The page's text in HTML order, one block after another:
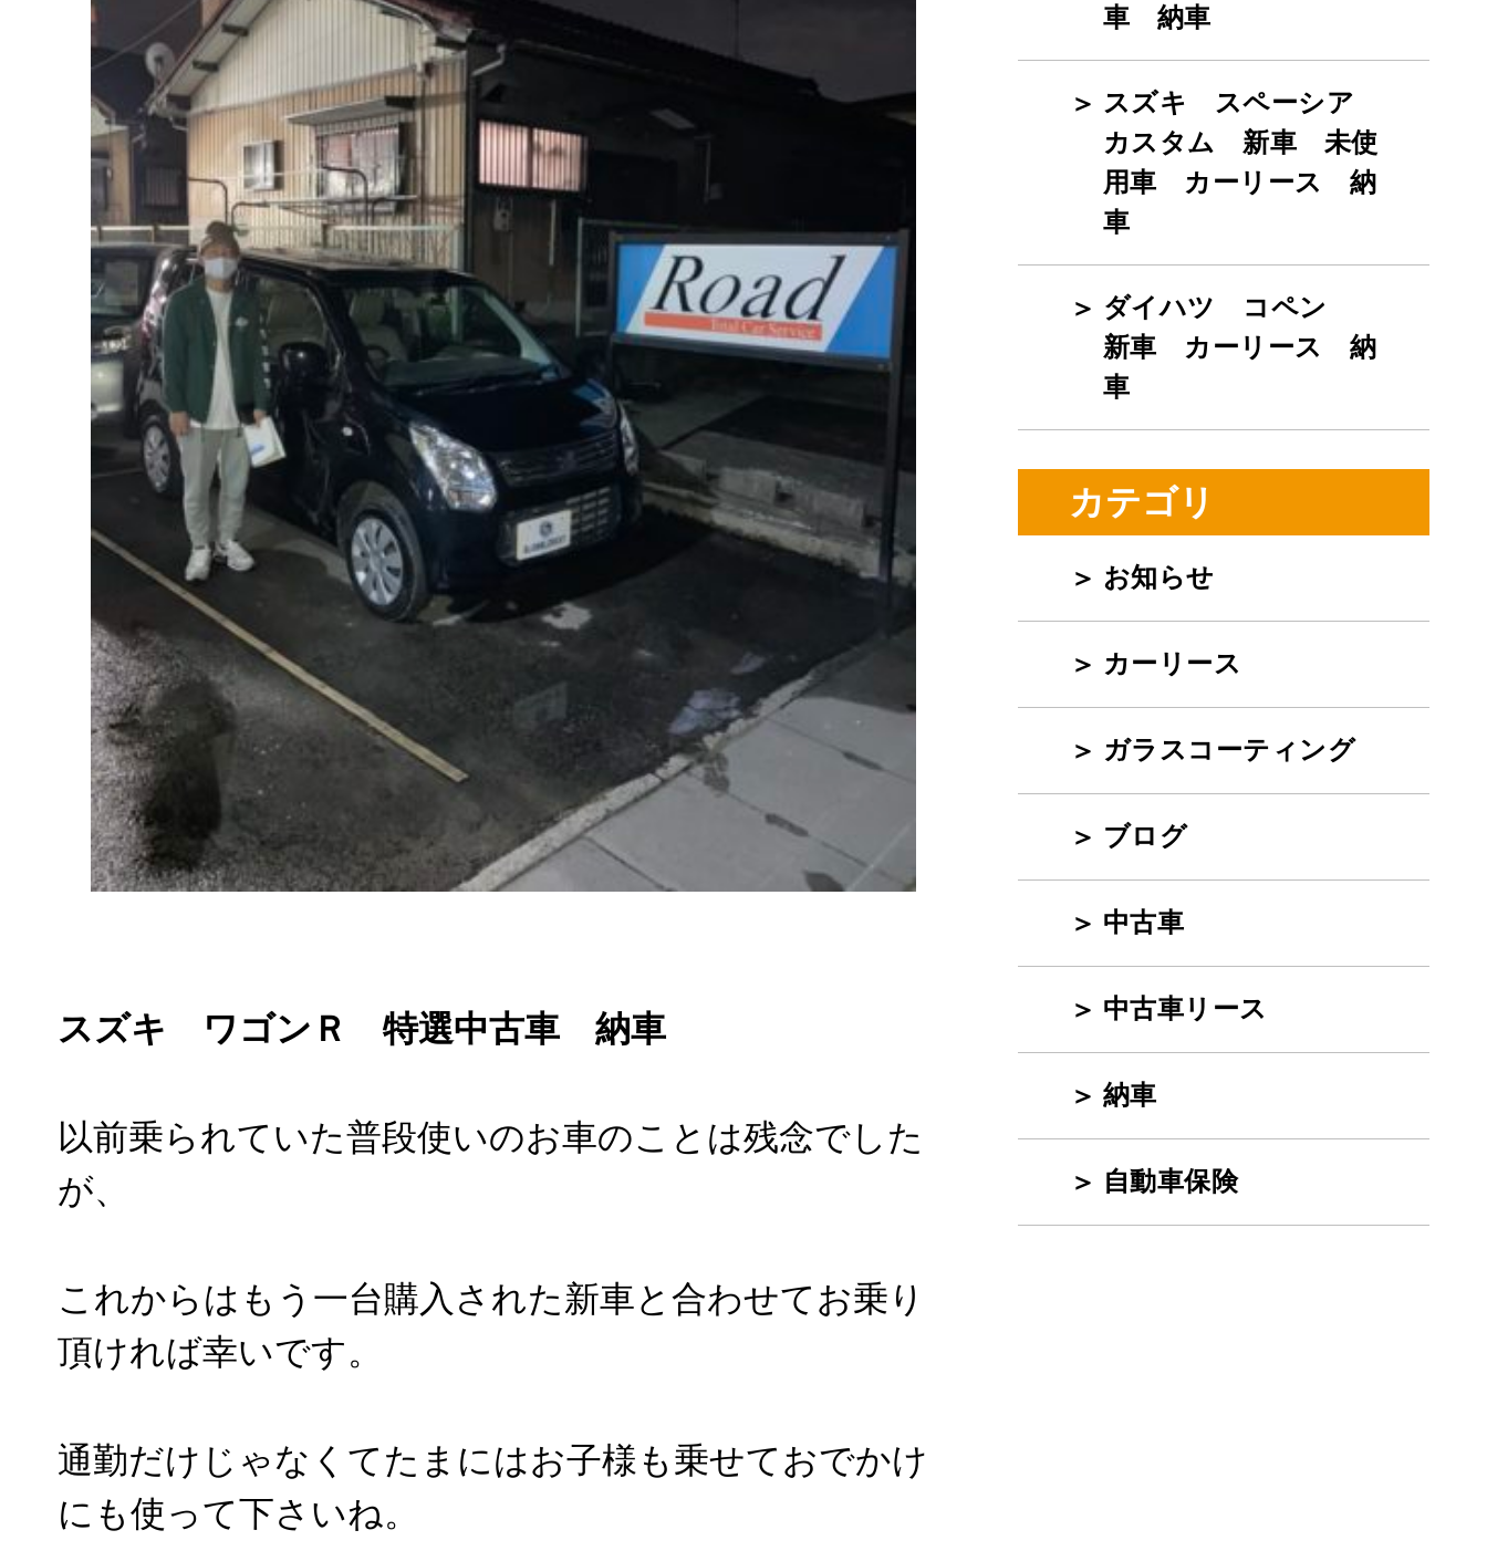
スズキ ワゴンＲ 特選中古車 納車
以前乗られていた普段使いのお車のことは残念でした
が、
これからはもう一台購入された新車と合わせてお乗り
頂ければ幸いです。
通勤だけじゃなくてたまにはお子様も乗せておでかけ
にも使って下さいね。
車 納車
スズキ スペーシア
カスタム 新車 未使
用車 カーリース 納
車
ダイハツ コペン
新車 カーリース 納
車
カテゴリ
お知らせ
カーリース
ガラスコーティング
ブログ
中古車
中古車リース
納車
自動車保険